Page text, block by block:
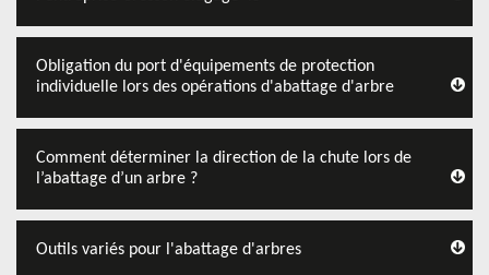
Obligation du port d'équipements de protection
individuelle lors des opérations d'abattage d'arbre
Comment déterminer la direction de la chute lors de
l’abattage d’un arbre ?
Outils variés pour l'abattage d'arbres